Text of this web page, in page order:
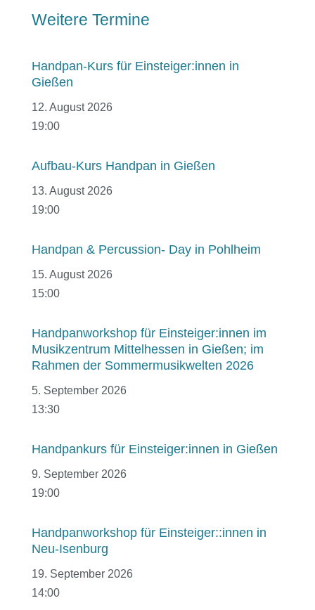
Weitere Termine
Handpan-Kurs für Einsteiger:innen in
Gießen
12. August 2026
19:00
Aufbau-Kurs Handpan in Gießen
13. August 2026
19:00
Handpan & Percussion- Day in Pohlheim
15. August 2026
15:00
Handpanworkshop für Einsteiger:innen im
Musikzentrum Mittelhessen in Gießen; im
Rahmen der Sommermusikwelten 2026
5. September 2026
13:30
Handpankurs für Einsteiger:innen in Gießen
9. September 2026
19:00
Handpanworkshop für Einsteiger::innen in
Neu-Isenburg
19. September 2026
14:00